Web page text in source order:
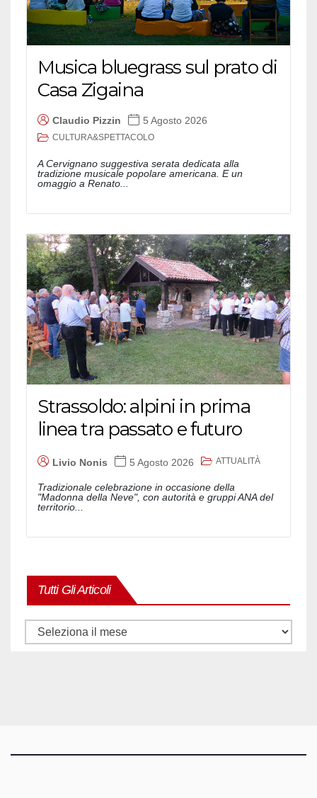
Musica bluegrass sul prato di
Casa Zigaina
Claudio Pizzin 5 Agosto 2026
CULTURA&SPETTACOLO
A Cervignano suggestiva serata dedicata alla
tradizione musicale popolare americana. E un
omaggio a Renato...
Strassoldo: alpini in prima
linea tra passato e futuro
Livio Nonis 5 Agosto 2026 ATTUALITÀ
Tradizionale celebrazione in occasione della
"Madonna della Neve", con autorità e gruppi ANA del
territorio...
Tutti Gli Articoli
Tutti